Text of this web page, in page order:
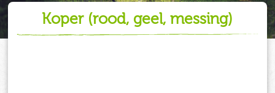
koper (rood, geel, messing)